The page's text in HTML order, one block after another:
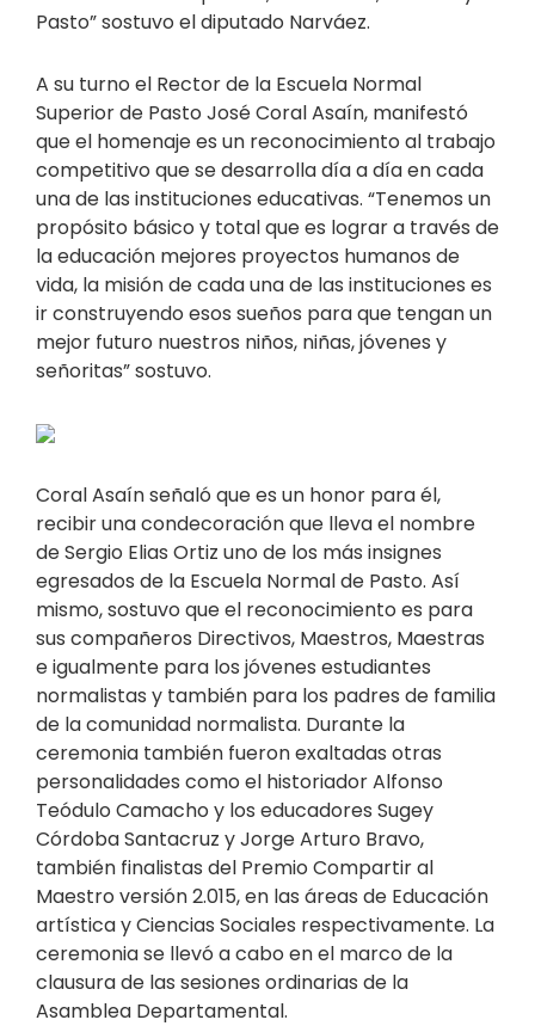
Pasto” sostuvo el diputado Narváez.
A su turno el Rector de la Escuela Normal
Superior de Pasto José Coral Asaín, manifestó
que el homenaje es un reconocimiento al trabajo
competitivo que se desarrolla día a día en cada
una de las instituciones educativas. “Tenemos un
propósito básico y total que es lograr a través de
la educación mejores proyectos humanos de
vida, la misión de cada una de las instituciones es
ir construyendo esos sueños para que tengan un
mejor futuro nuestros niños, niñas, jóvenes y
señoritas” sostuvo.
Coral Asaín señaló que es un honor para él,
recibir una condecoración que lleva el nombre
de Sergio Elias Ortiz uno de los más insignes
egresados de la Escuela Normal de Pasto. Así
mismo, sostuvo que el reconocimiento es para
sus compañeros Directivos, Maestros, Maestras
e igualmente para los jóvenes estudiantes
normalistas y también para los padres de familia
de la comunidad normalista. Durante la
ceremonia también fueron exaltadas otras
personalidades como el historiador Alfonso
Teódulo Camacho y los educadores Sugey
Córdoba Santacruz y Jorge Arturo Bravo,
también finalistas del Premio Compartir al
Maestro versión 2.015, en las áreas de Educación
artística y Ciencias Sociales respectivamente. La
ceremonia se llevó a cabo en el marco de la
clausura de las sesiones ordinarias de la
Asamblea Departamental.